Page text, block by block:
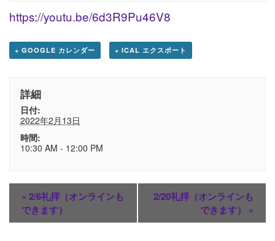
https://youtu.be/6d3R9Pu46V8
+ GOOGLE カレンダー + ICAL エクスポート
詳細
日付:
2022年2月13日
時間:
10:30 AM - 12:00 PM
« 2/6礼拝（オンラインも
できます）
2/20礼拝（オンラインも
できます） »